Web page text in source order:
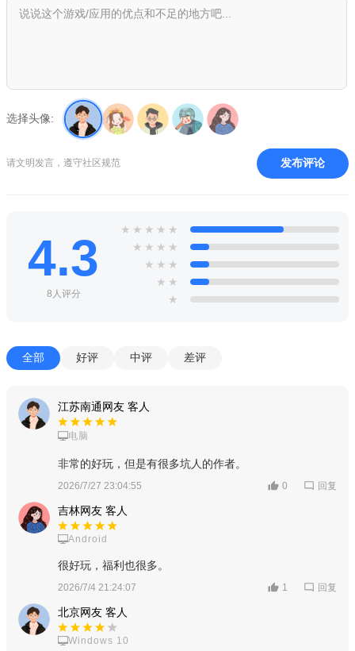
玩家们也可以跟着教程学习制作地图，diy出自己满意的乐园
地图
游戏内容
萌趣世界观与多元场景：以玩具世界为背景，核心场景蛋仔
岛可互动打卡，还有上百张不同类型的闯关地图，风格多样、充
家轻松闯关，内容丰富多样。
独立不与渠道服互通；定期更新赛季与节日活动，货币资源获取
渠道多样，体验稳定。
选择头像:
请文明发言，遵守社区规范 发布评论
4.3
8人评分
★ ★ ★ ★ ★
★ ★ ★ ★
★ ★ ★
★ ★
★
全部 好评 中评 差评
江苏南通网友 客人
电脑
非常的好玩，但是有很多坑人的作者。
2026/7/27 23:04:55 0 回复
吉林网友 客人
Android
很好玩，福利也很多。
2026/7/4 21:24:07 1 回复
北京网友 客人
Windows 10